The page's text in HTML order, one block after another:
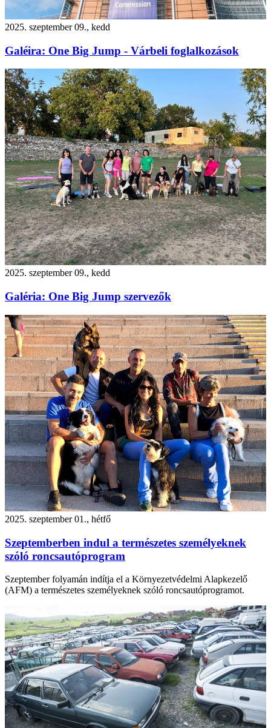
2025. szeptember 09., kedd
Galéira: One Big Jump - Várbeli foglalkozások
2025. szeptember 09., kedd
Galéria: One Big Jump szervezők
2025. szeptember 01., hétfő
Szeptemberben indul a természetes személyeknek
szóló roncsautóprogram
Szeptember folyamán indítja el a Környezetvédelmi Alapkezelő
(AFM) a természetes személyeknek szóló roncsautóprogramot.